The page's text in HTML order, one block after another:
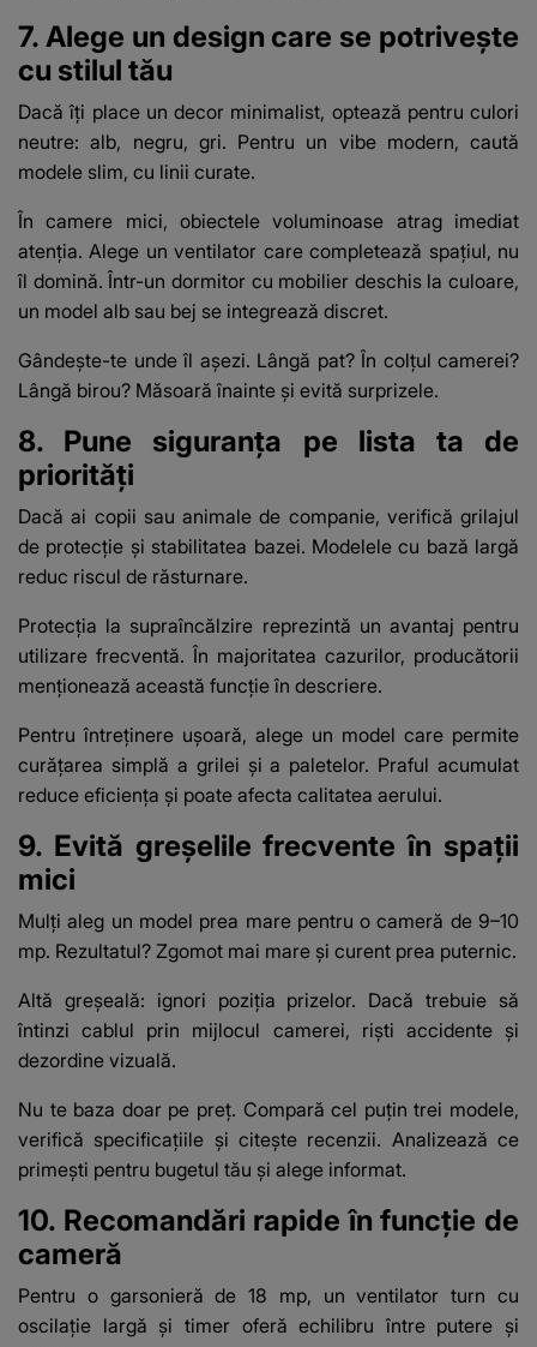
7. Alege un design care se potrivește
cu stilul tău
Dacă îți place un decor minimalist, optează pentru culori
neutre: alb, negru, gri. Pentru un vibe modern, caută
modele slim, cu linii curate.
În camere mici, obiectele voluminoase atrag imediat
atenția. Alege un ventilator care completează spațiul, nu
îl domină. Într-un dormitor cu mobilier deschis la culoare,
un model alb sau bej se integrează discret.
Gândește-te unde îl așezi. Lângă pat? În colțul camerei?
Lângă birou? Măsoară înainte și evită surprizele.
8. Pune siguranța pe lista ta de
priorități
Dacă ai copii sau animale de companie, verifică grilajul
de protecție și stabilitatea bazei. Modelele cu bază largă
reduc riscul de răsturnare.
Protecția la supraîncălzire reprezintă un avantaj pentru
utilizare frecventă. În majoritatea cazurilor, producătorii
menționează această funcție în descriere.
Pentru întreținere ușoară, alege un model care permite
curățarea simplă a grilei și a paletelor. Praful acumulat
reduce eficiența și poate afecta calitatea aerului.
9. Evită greșelile frecvente în spații
mici
Mulți aleg un model prea mare pentru o cameră de 9–10
mp. Rezultatul? Zgomot mai mare și curent prea puternic.
Altă greșeală: ignori poziția prizelor. Dacă trebuie să
întinzi cablul prin mijlocul camerei, riști accidente și
dezordine vizuală.
Nu te baza doar pe preț. Compară cel puțin trei modele,
verifică specificațiile și citește recenzii. Analizează ce
primești pentru bugetul tău și alege informat.
10. Recomandări rapide în funcție de
cameră
Pentru o garsonieră de 18 mp, un ventilator turn cu
oscilație largă și timer oferă echilibru între putere și